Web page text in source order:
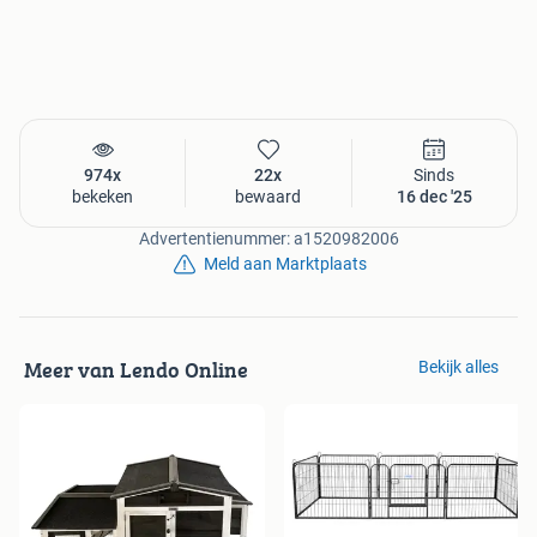
Bestellen?
Klik op de blauwe knop met website.
Maak je keuze op de website.
Zodra wij je betaling hebben ontvangen, verwerken
Bestellingen worden helemaal gratisopgestuurd. Ophalen
is mogelijk op afspraak.
974x
bekeken
22x
bewaard
Sinds
16 dec '25
Advertentienummer: a1520982006
Meld aan Marktplaats
Meer van Lendo Online Bekijk alles